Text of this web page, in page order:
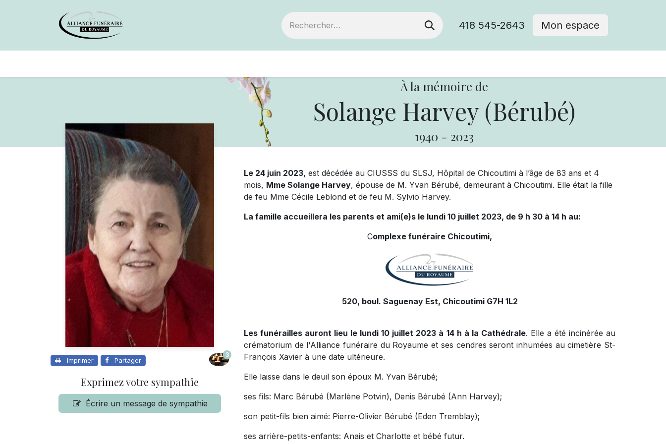
418 545-2643 Mon espace
À la mémoire de
Solange Harvey (Bérubé)
1940 - 2023
Imprimer Partager
3
Exprimez votre sympathie
Écrire un message de sympathie
Le 24 juin 2023, est décédée au CIUSSS du SLSJ, Hôpital de Chicoutimi à l’âge de 83 ans et 4
mois, Mme Solange Harvey, épouse de M. Yvan Bérubé, demeurant à Chicoutimi. Elle était la fille
de feu Mme Cécile Leblond et de feu M. Sylvio Harvey.
La famille accueillera les parents et ami(e)s le lundi 10 juillet 2023, de 9 h 30 à 14 h au:
Complexe funéraire Chicoutimi,
520, boul. Saguenay Est, Chicoutimi G7H 1L2
Les funérailles auront lieu le lundi 10 juillet 2023 à 14 h à la Cathédrale. Elle a été incinérée au
crématorium de l'Alliance funéraire du Royaume et ses cendres seront inhumées au cimetière St-
François Xavier à une date ultérieure.
Elle laisse dans le deuil son époux M. Yvan Bérubé;
ses fils: Marc Bérubé (Marlène Potvin), Denis Bérubé (Ann Harvey);
son petit-fils bien aimé: Pierre-Olivier Bérubé (Eden Tremblay);
ses arrière-petits-enfants: Anais et Charlotte et bébé futur.